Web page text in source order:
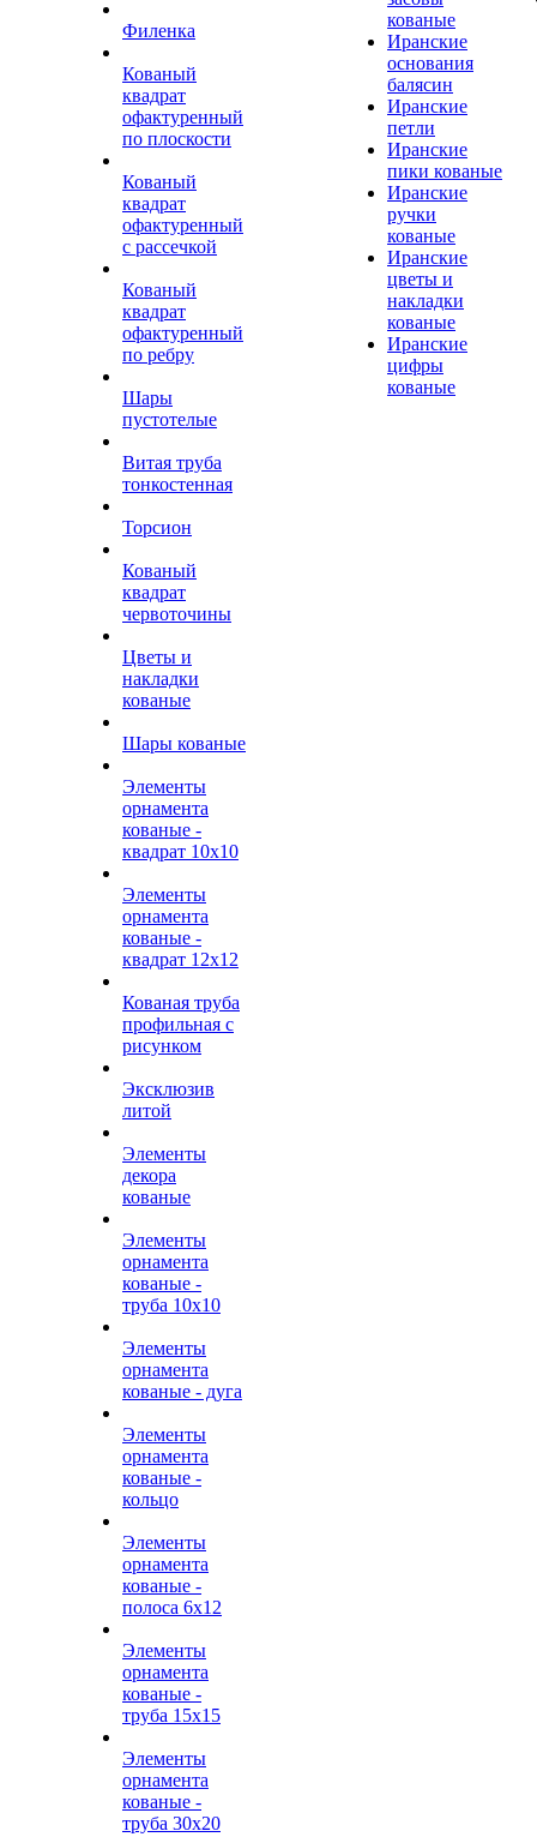
Филенка
Кованый
квадрат
офактуренный
по плоскости
Кованый
квадрат
офактуренный
с рассечкой
Кованый
квадрат
офактуренный
по ребру
Шары
пустотелые
Витая труба
тонкостенная
Торсион
Кованый
квадрат
червоточины
Цветы и
накладки
кованые
Шары кованые
Элементы
орнамента
кованые -
квадрат 10х10
Элементы
орнамента
кованые -
квадрат 12х12
Кованая труба
профильная с
рисунком
Эксклюзив
литой
Элементы
декора
кованые
Элементы
орнамента
кованые -
труба 10х10
Элементы
орнамента
кованые - дуга
Элементы
орнамента
кованые -
кольцо
Элементы
орнамента
кованые -
полоса 6х12
Элементы
орнамента
кованые -
труба 15х15
Элементы
орнамента
кованые -
труба 30х20
кованые
Иранские
основания
балясин
Иранские
петли
Иранские
пики кованые
Иранские
ручки
кованые
Иранские
цветы и
накладки
кованые
Иранские
цифры
кованые